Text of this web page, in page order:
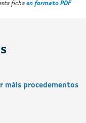
ficha en formato PDF
máis procedementos